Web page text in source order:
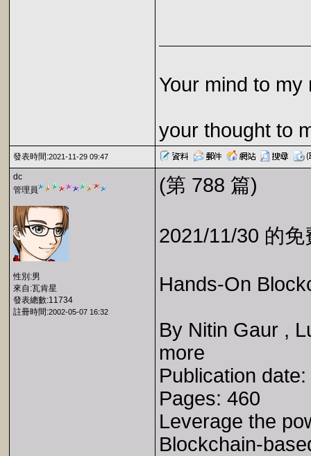
Your mind to my
your thought to
發表時間:2021-11-29 09:47
dc
管理員
性別:男
來自:瓦肯星
發表總數:11734
註冊時間:2002-05-07 16:32
(第 788 篇)
2021/11/30 的
Hands-On
By Nitin Gaur ,
more
Publication
Pages: 460
Leverage the
Blockchain-